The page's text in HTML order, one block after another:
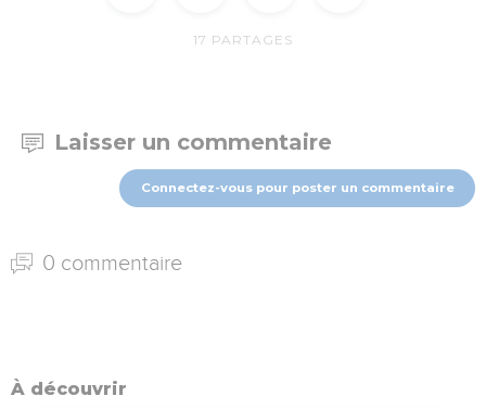
17 PARTAGES
Laisser un commentaire
Connectez-vous pour poster un commentaire
0 commentaire
À découvrir